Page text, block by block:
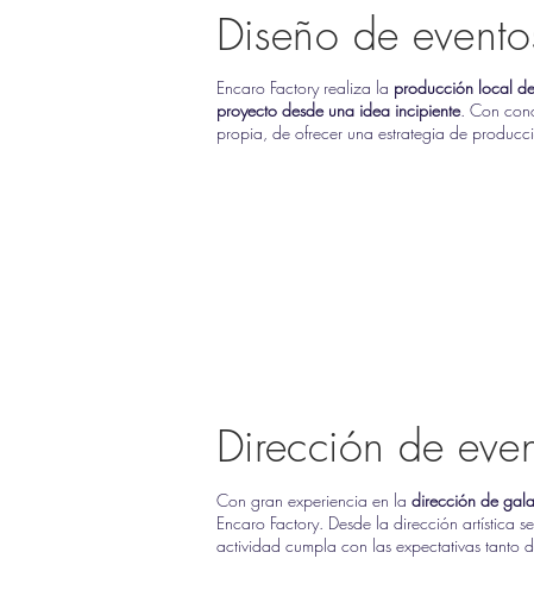
Diseño de
Encaro Factory realiza la producción local
proyecto desde una idea incipiente. Con
propia, de ofrecer una estrategia de
Dirección de
Con gran experiencia en la dirección de
Encaro Factory. Desde la dirección artística
actividad cumpla con las expectativas tanto